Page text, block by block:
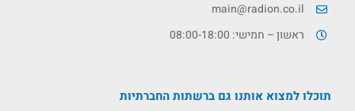
main@radion.co.il
ראשון – חמישי: 08:00-18:00
תוכלו למצוא אותנו גם ברשתות החברתיות